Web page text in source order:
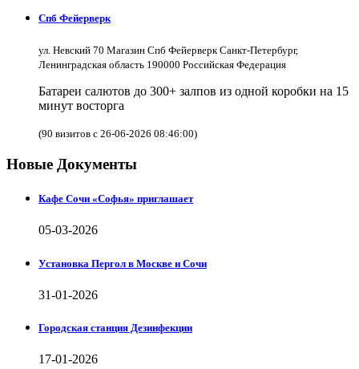
Спб Фейерверк
ул. Невский 70 Магазин Спб Фейерверк Санкт-Петербург,
Ленинградская область 190000 Российская Федерация
Батареи салютов до 300+ залпов из одной коробки на 15
минут восторга
(90 визитов с 26-06-2026 08:46:00)
Новые Документы
Кафе Сочи «Софья» приглашает
05-03-2026
Установка Пергол в Москве и Сочи
31-01-2026
Городская станция Дезинфекции
17-01-2026